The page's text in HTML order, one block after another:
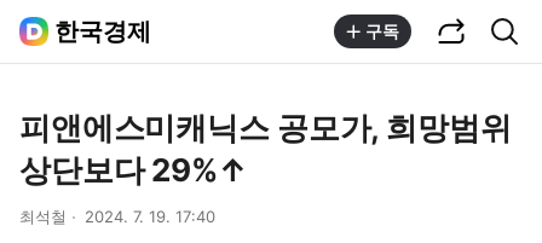
한국경제 구독
피앤에스미캐닉스 공모가, 희망범위
상단보다 29%↑
최석철 2024. 7. 19. 17:40